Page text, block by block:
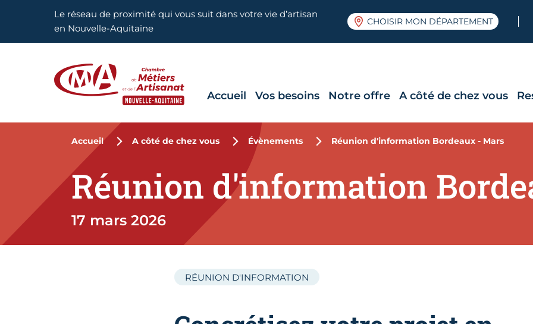
Aller en haut de pageLe réseau de proximité qui vous suit dans votre vie d’artisan
en Nouvelle-Aquitaine
CHOISIR MON DÉPARTEMENT
Accueil Vos besoins Notre offre A côté de chez vous
Accueil A côté de chez vous Évènements Réunion d'information Bordeaux - Mars
Réunion d'information
17 mars 2026
RÉUNION D'INFORMATION